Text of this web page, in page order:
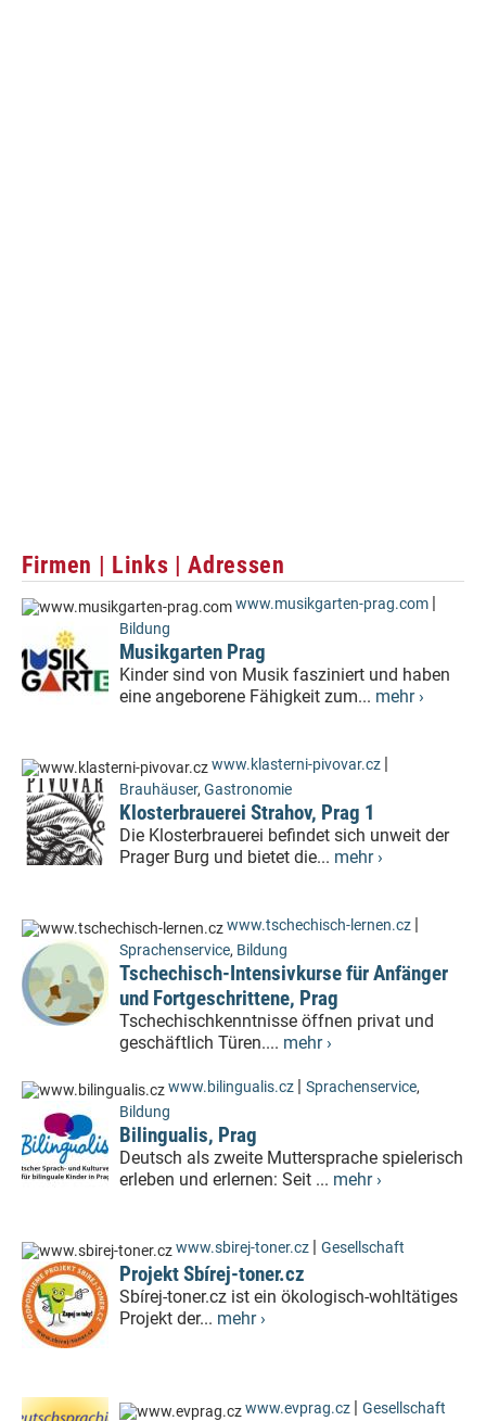
Firmen | Links | Adressen
www.musikgarten-prag.com |
Bildung
Musikgarten Prag
Kinder sind von Musik fasziniert und haben
eine angeborene Fähigkeit zum... mehr ›
www.klasterni-pivovar.cz |
Brauhäuser, Gastronomie
Klosterbrauerei Strahov, Prag 1
Die Klosterbrauerei befindet sich unweit der
Prager Burg und bietet die... mehr ›
www.tschechisch-lernen.cz |
Sprachenservice, Bildung
Tschechisch-Intensivkurse für Anfänger
und Fortgeschrittene, Prag
Tschechischkenntnisse öffnen privat und
geschäftlich Türen.... mehr ›
www.bilingualis.cz | Sprachenservice,
Bildung
Bilingualis, Prag
Deutsch als zweite Muttersprache spielerisch
erleben und erlernen: Seit ... mehr ›
www.sbirej-toner.cz | Gesellschaft
Projekt Sbírej-toner.cz
Sbírej-toner.cz ist ein ökologisch-wohltätiges
Projekt der... mehr ›
www.evprag.cz | Gesellschaft